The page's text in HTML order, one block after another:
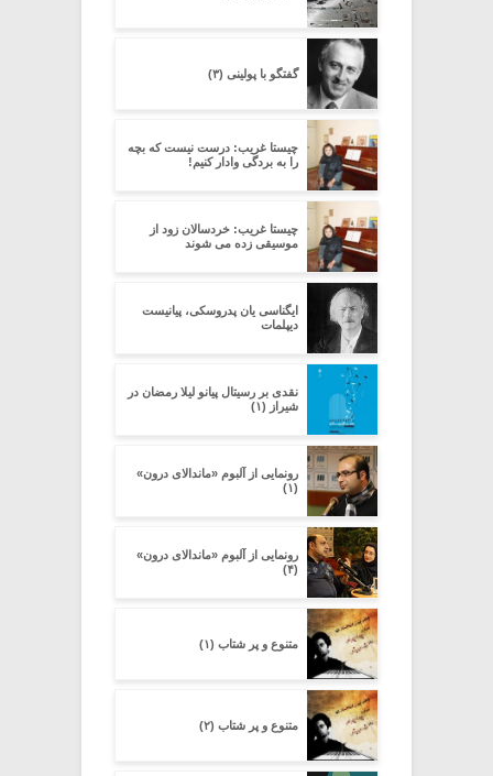
گفتگو با پولینی (۳)
چیستا غریب: درست نیست که بچه
را به بردگی وادار کنیم!
چیستا غریب: خردسالان زود از
موسیقی زده می شوند
ایگناسی یان پدروسکی، پیانیست
دیپلمات
نقدى بر رسیتال پیانو لیلا رمضان در
شیراز (۱)
رونمایی از آلبوم «ماندالای درون»
(۱)
رونمایی از آلبوم «ماندالای درون»
(۴)
متنوع و پر شتاب (۱)
متنوع و پر شتاب (۲)